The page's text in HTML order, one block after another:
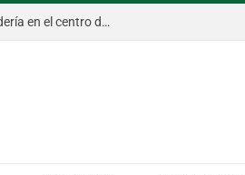
Todo listo para la Expo Rural de San Justo: la ganadería en el centro de escena y propuestas para toda la familia